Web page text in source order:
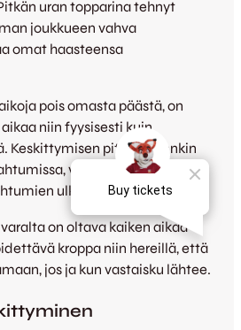
uran topparina tehnyt
joukkueen vahva
omat haasteensa
pois omasta päästä, on
niin fyysisesti kuin
Keskittymisen pitää kuitenkin
vaikka itse olisikin
ulkopuolella.
on oltava kaiken aikaa
kroppa niin hereillä, että
jos ja kun vastaisku lähtee.